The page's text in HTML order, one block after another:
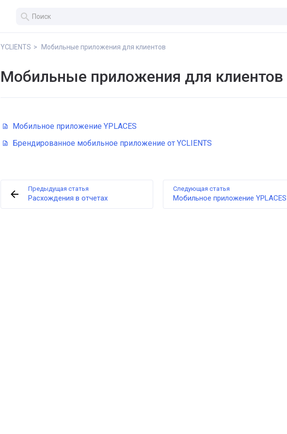
search
YCLIENTS Мобильные приложения для клиентов
Мобильные приложения для клиентов
Мобильное приложение YPLACES
Брендированное мобильное приложение от YCLIENTS
Предыдущая статья
Расхождения в отчетах
Следующая статья
Мобильное приложение YPLACES